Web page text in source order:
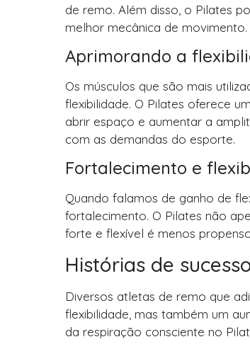
de remo. Além disso, o Pilates
melhor mecânica de movimento.
Aprimorando a
Os músculos que são mais
flexibilidade. O Pilates oferece
abrir espaço e aumentar a
com as demandas do esporte.
Fortalecimento e
Quando falamos de ganho de
fortalecimento. O Pilates não
forte e flexível é menos
Histórias de
Diversos atletas de remo que
flexibilidade, mas também um
da respiração consciente no